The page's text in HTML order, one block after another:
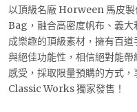
以頂級名廠 Horween 馬皮
Bag，融合高密度帆布、義
成樂趣的頂級素材，擁有百
與絕佳功能性，相信絕對能
感受，採取限量預購的方式
Classic Works 獨家發售！